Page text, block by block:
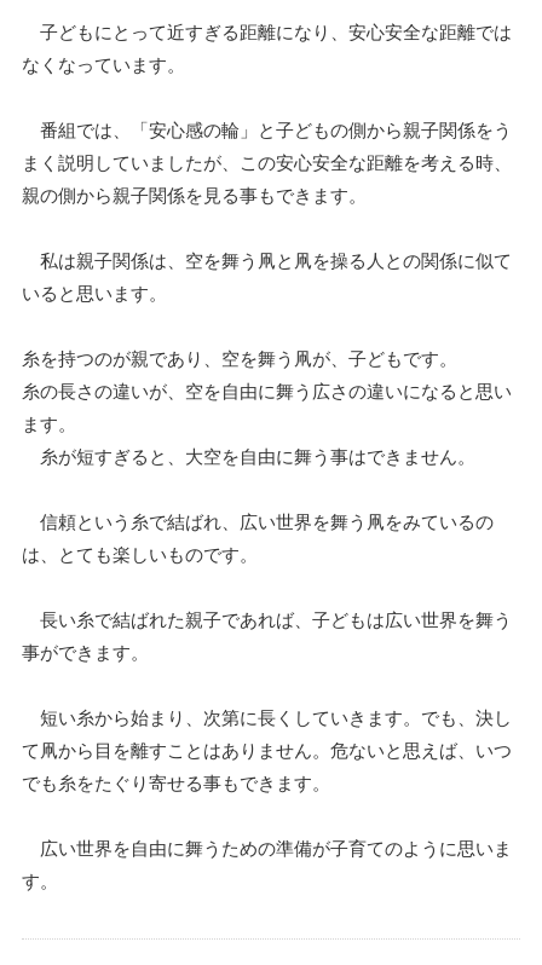
子どもにとって近すぎる距離になり、安心安全な距離では
なくなっています。
番組では、「安心感の輪」と子どもの側から親子関係をう
まく説明していましたが、この安心安全な距離を考える時、
親の側から親子関係を見る事もできます。
私は親子関係は、空を舞う凧と凧を操る人との関係に似て
いると思います。
糸を持つのが親であり、空を舞う凧が、子どもです。
糸の長さの違いが、空を自由に舞う広さの違いになると思い
ます。
糸が短すぎると、大空を自由に舞う事はできません。
信頼という糸で結ばれ、広い世界を舞う凧をみているの
は、とても楽しいものです。
長い糸で結ばれた親子であれば、子どもは広い世界を舞う
事ができます。
短い糸から始まり、次第に長くしていきます。でも、決し
て凧から目を離すことはありません。危ないと思えば、いつ
でも糸をたぐり寄せる事もできます。
広い世界を自由に舞うための準備が子育てのように思いま
す。